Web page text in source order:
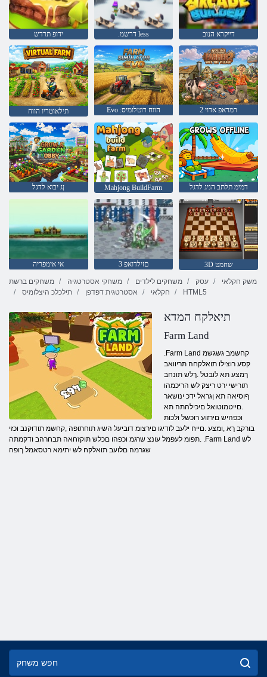
ידופ תרדש .דרשמ less דייקרא הנוב
תילאוטריו הווח Evo :הווח רוטלומיס 2 רמראפ אדוי
ןג יבוא לדגל Mahjong BuildFarm דמימ תלתב הניג לדגל
אי אימפריה 3 םזילדואפ
3D שחמט
משחקים ברשת
משחקי אסטרטגיה משחקים לילדים עסק
משק חקלאי
תילכלכ היצלומיס
אסטרטגית דפדפן חקלאי HTML5
תיאלקח המדא
Farm Land
.Farm Land קחשמב גשגשמ
קסע רוצילו תואלקחה תריוואב
ךמצע תא לובטל .ךלש תונחב
תורישי ירט ריצק לש הריכמהו
ףוסיאה תא ןגראל ידכ ינושאר
.םייטמוטואל םיכילהתה תא
וכפהיש םירזוע רוכשל ולכות
בורקב ךא ,ומצע .םייח ילעב לודיגו םירצומ דוביעל השיג תוחתופה ,קחשמ תודוקנב וכזי
.תפומ לעפמל עונצ שרגמ וכפהו םכלש תוקזחאה תבחרהב ודקמתה .Farm Land לש
שגרמה םלועב תואלקח לש יתימא רטסאמל ךופה